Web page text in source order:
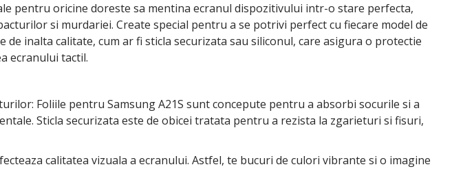
pentru oricine doreste sa mentina ecranul dispozitivului intr-o stare perfecta,
si murdariei. Create special pentru a se potrivi perfect cu fiecare model de
de inalta calitate, cum ar fi sticla securizata sau siliconul, care asigura o protectie
ecranului tactil.
Foliile pentru Samsung A21S sunt concepute pentru a absorbi socurile si a
Sticla securizata este de obicei tratata pentru a rezista la zgarieturi si fisuri,
calitatea vizuala a ecranului. Astfel, te bucuri de culori vibrante si o imagine